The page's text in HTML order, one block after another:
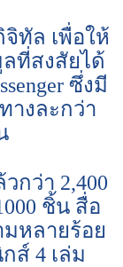
ทัล เพื่อให้
ที่สงสัยได้
ซึ่งมี
างละกว่า
กว่า 2,400
ชิ้น สื่อ
มหลายร้อย
ส์ 4 เล่ม